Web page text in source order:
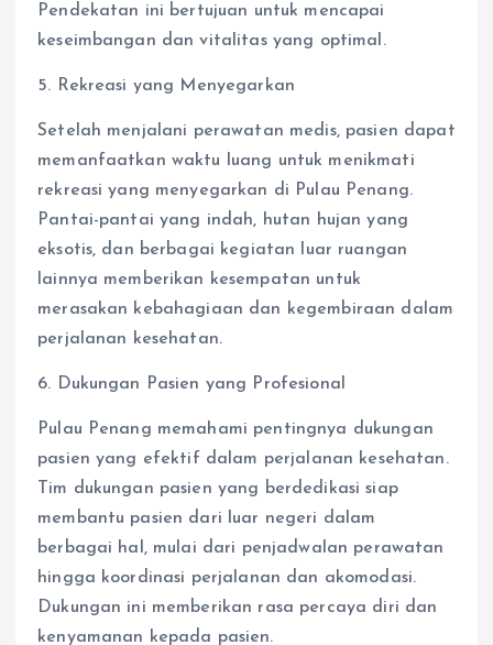
Pendekatan ini bertujuan untuk mencapai
keseimbangan dan vitalitas yang optimal.
5. Rekreasi yang Menyegarkan
Setelah menjalani perawatan medis, pasien dapat
memanfaatkan waktu luang untuk menikmati
rekreasi yang menyegarkan di Pulau Penang.
Pantai-pantai yang indah, hutan hujan yang
eksotis, dan berbagai kegiatan luar ruangan
lainnya memberikan kesempatan untuk
merasakan kebahagiaan dan kegembiraan dalam
perjalanan kesehatan.
6. Dukungan Pasien yang Profesional
Pulau Penang memahami pentingnya dukungan
pasien yang efektif dalam perjalanan kesehatan.
Tim dukungan pasien yang berdedikasi siap
membantu pasien dari luar negeri dalam
berbagai hal, mulai dari penjadwalan perawatan
hingga koordinasi perjalanan dan akomodasi.
Dukungan ini memberikan rasa percaya diri dan
kenyamanan kepada pasien.